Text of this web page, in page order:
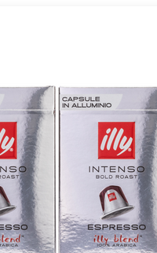
로
스
트
에
스
프
레
소